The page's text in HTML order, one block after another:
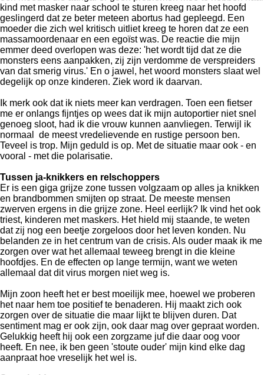
kind met masker naar school te sturen kreeg naar het hoofd
geslingerd dat ze beter meteen abortus had gepleegd. Een
moeder die zich wel kritisch uitliet kreeg te horen dat ze een
massamoordenaar en een egoïst was. De reactie die mijn
emmer deed overlopen was deze: 'het wordt tijd dat ze die
monsters eens aanpakken, zij zijn verdomme de verspreiders
van dat smerig virus.' En o jawel, het woord monsters slaat wel
degelijk op onze kinderen. Ziek word ik daarvan.
Ik merk ook dat ik niets meer kan verdragen. Toen een fietser
me er onlangs fijntjes op wees dat ik mijn autoportier niet snel
genoeg sloot, had ik die vrouw kunnen aanvliegen. Terwijl ik
normaal de meest vredelievende en rustige persoon ben.
Teveel is trop. Mijn geduld is op. Met de situatie maar ook - en
vooral - met die polarisatie.
Tussen ja-knikkers en relschoppers
Er is een giga grijze zone tussen volgzaam op alles ja knikken
en brandbommen smijten op straat. De meeste mensen
zwerven ergens in die grijze zone. Heel eerlijk? Ik vind het ook
triest, kinderen met maskers. Het hield mij staande, te weten
dat zij nog een beetje zorgeloos door het leven konden. Nu
belanden ze in het centrum van de crisis. Als ouder maak ik me
zorgen over wat het allemaal teweeg brengt in die kleine
hoofdjes. En de effecten op lange termijn, want we weten
allemaal dat dit virus morgen niet weg is.
Mijn zoon heeft het er best moeilijk mee, hoewel we proberen
het naar hem toe positief te benaderen. Hij maakt zich ook
zorgen over de situatie die maar lijkt te blijven duren. Dat
sentiment mag er ook zijn, ook daar mag over gepraat worden.
Gelukkig heeft hij ook een zorgzame juf die daar oog voor
heeft. En nee, ik ben geen 'stoute ouder' mijn kind elke dag
aanpraat hoe vreselijk het wel is.